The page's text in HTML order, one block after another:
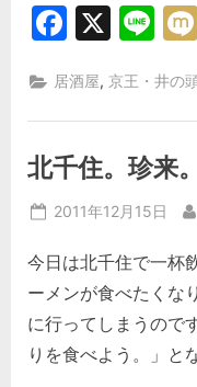
X
居酒屋, 京王・井の
北千住。珍来
Posted
2011年12月15日
今日は北千住で一杯
ーメンが食べたくな
に行ってしまうので
りを食べよう。」と